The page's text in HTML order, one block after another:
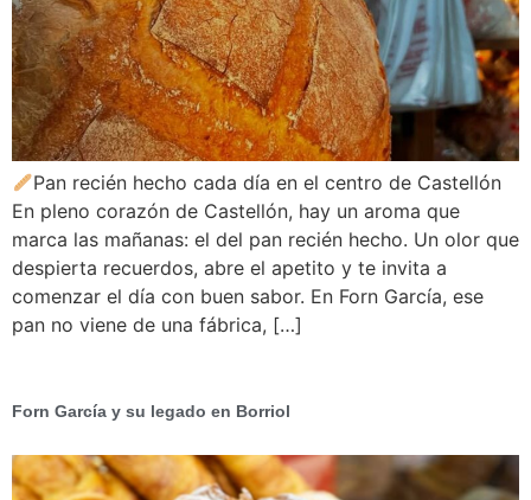
Pan recién hecho cada día en el centro de Castellón
En pleno corazón de Castellón, hay un aroma que
marca las mañanas: el del pan recién hecho. Un olor que
despierta recuerdos, abre el apetito y te invita a
comenzar el día con buen sabor. En Forn García, ese
pan no viene de una fábrica, […]
Forn García y su legado en Borriol